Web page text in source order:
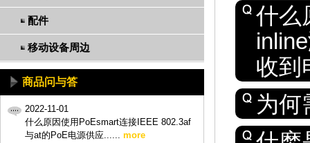
什么
收到
为何
配件
移动设备周边
商品问与答
2022-11-01
什么原因使用PoEsmart连接IEEE 802.3af
与at的PoE电源供应...... more